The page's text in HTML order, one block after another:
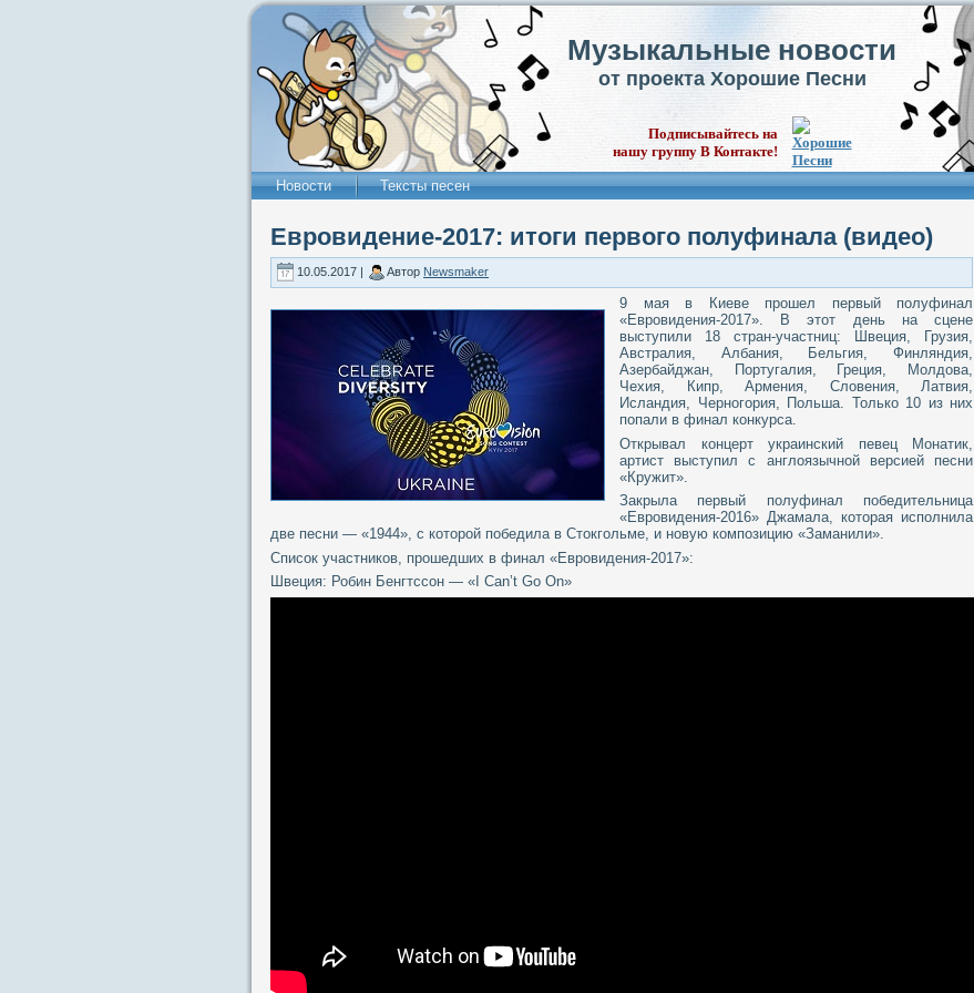
Музыкальные новости
от проекта Хорошие Песни
Подписывайтесь на
нашу группу В Контакте!
Новости Тексты песен
Евровидение-2017: итоги первого полуфинала (видео)
10.05.2017 | Автор Newsmaker
9 мая в Киеве прошел первый полуфинал
«Евровидения-2017». В этот день на сцене
выступили 18 стран-участниц: Швеция, Грузия,
Австралия, Албания, Бельгия, Финляндия,
Азербайджан, Португалия, Греция, Молдова,
Чехия, Кипр, Армения, Словения, Латвия,
Исландия, Черногория, Польша. Только 10 из них
попали в финал конкурса.
Открывал концерт украинский певец Монатик,
артист выступил с англоязычной версией песни
«Кружит».
Закрыла первый полуфинал победительница
«Евровидения-2016» Джамала, которая исполнила
две песни — «1944», с которой победила в Стокгольме, и новую композицию «Заманили».
Список участников, прошедших в финал «Евровидения-2017»:
Швеция: Робин Бенгтссон — «I Can’t Go On»